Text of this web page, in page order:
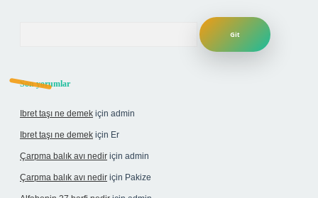
Son yorumlar
Ibret taşı ne demek için admin
Ibret taşı ne demek için Er
Çarpma balık avı nedir için admin
Çarpma balık avı nedir için Pakize